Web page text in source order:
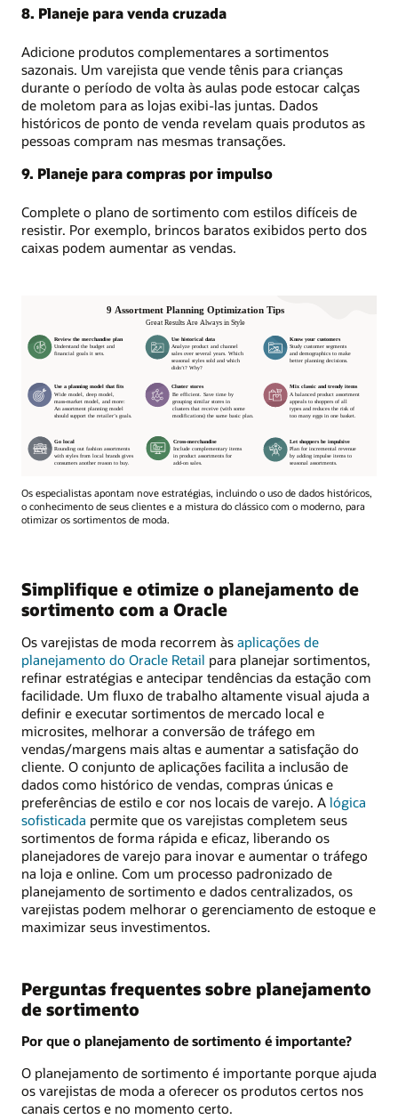
8. Planeje para venda cruzada
Adicione produtos complementares a sortimentos
sazonais. Um varejista que vende tênis para crianças
durante o período de volta às aulas pode estocar calças
de moletom para as lojas exibi-las juntas. Dados
históricos de ponto de venda revelam quais produtos as
pessoas compram nas mesmas transações.
9. Planeje para compras por impulso
Complete o plano de sortimento com estilos difíceis de
resistir. Por exemplo, brincos baratos exibidos perto dos
caixas podem aumentar as vendas.
Os especialistas apontam nove estratégias, incluindo o uso de dados históricos,
o conhecimento de seus clientes e a mistura do clássico com o moderno, para
otimizar os sortimentos de moda.
Simplifique e otimize o planejamento de
sortimento com a Oracle
Os varejistas de moda recorrem às aplicações de
planejamento do Oracle Retail para planejar sortimentos,
refinar estratégias e antecipar tendências da estação com
facilidade. Um fluxo de trabalho altamente visual ajuda a
definir e executar sortimentos de mercado local e
microsites, melhorar a conversão de tráfego em
vendas/margens mais altas e aumentar a satisfação do
cliente. O conjunto de aplicações facilita a inclusão de
dados como histórico de vendas, compras únicas e
preferências de estilo e cor nos locais de varejo. A lógica
sofisticada permite que os varejistas completem seus
sortimentos de forma rápida e eficaz, liberando os
planejadores de varejo para inovar e aumentar o tráfego
na loja e online. Com um processo padronizado de
planejamento de sortimento e dados centralizados, os
varejistas podem melhorar o gerenciamento de estoque e
maximizar seus investimentos.
Perguntas frequentes sobre planejamento
de sortimento
Por que o planejamento de sortimento é importante?
O planejamento de sortimento é importante porque ajuda
os varejistas de moda a oferecer os produtos certos nos
canais certos e no momento certo.